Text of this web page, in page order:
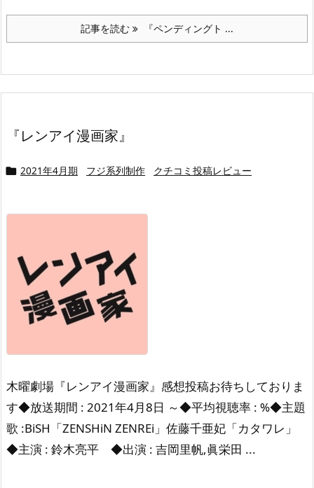
記事を読む 『ペンディングト ...
『レンアイ漫画家』
 2021年4月期 フジ系列制作 クチコミ投稿レビュー
木曜劇場『レンアイ漫画家』感想投稿お待ちしておりま
す◆放送期間 : 2021年4月8日 ～◆平均視聴率 : %◆主題
歌 :BiSH「ZENSHiN ZENREi」佐藤千亜妃「カタワレ」
◆主演 : 鈴木亮平 ◆出演 : 吉岡里帆,眞栄田 ...